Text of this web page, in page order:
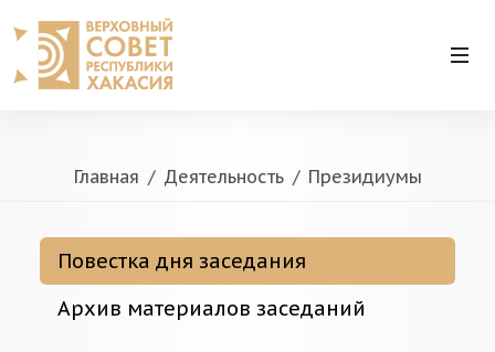
Главная Деятельность Президиумы
Повестка дня заседания
Архив материалов заседаний